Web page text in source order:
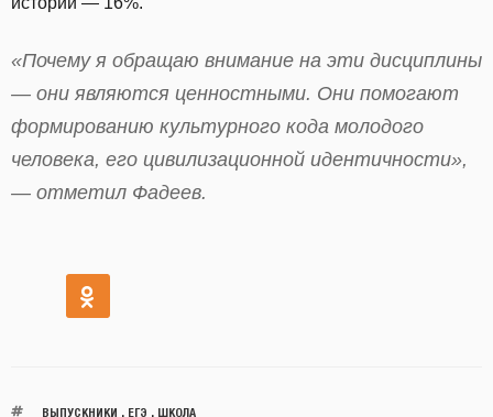
«Почему я обращаю внимание на эти дисциплины
— они являются ценностными. Они помогают
формированию культурного кода молодого
человека, его цивилизационной идентичности»,
— отметил Фадеев.
ВЫПУСКНИКИ , ЕГЭ , ШКОЛА